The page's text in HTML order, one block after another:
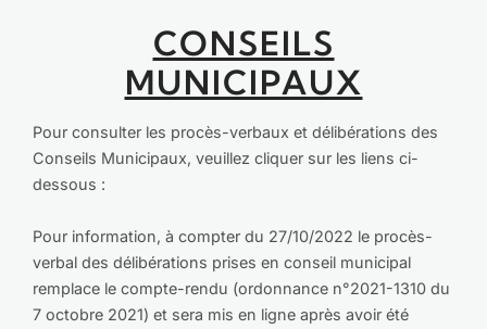
CONSEILS
MUNICIPAUX
Pour consulter les procès-verbaux et délibérations des
Conseils Municipaux, veuillez cliquer sur les liens ci-
dessous :
Pour information, à compter du 27/10/2022 le procès-
verbal des délibérations prises en conseil municipal
remplace le compte-rendu (ordonnance n°2021-1310 du
7 octobre 2021) et sera mis en ligne après avoir été